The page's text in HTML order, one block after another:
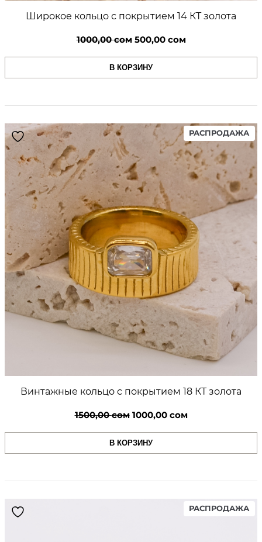
Широкое кольцо с покрытием 14 КТ золота
1000,00сом Первоначальная
цена
составляла
500,00 сомТекущая
цена:
В КОРЗИНУ
РАСПРОДАЖА
ON
Винтажные кольцо с покрытием 18 КТ золота
1500,00сом Первоначальная
цена
составляла
1000,00 сомТекущая
цена:
В КОРЗИНУ
РАСПРОДАЖА